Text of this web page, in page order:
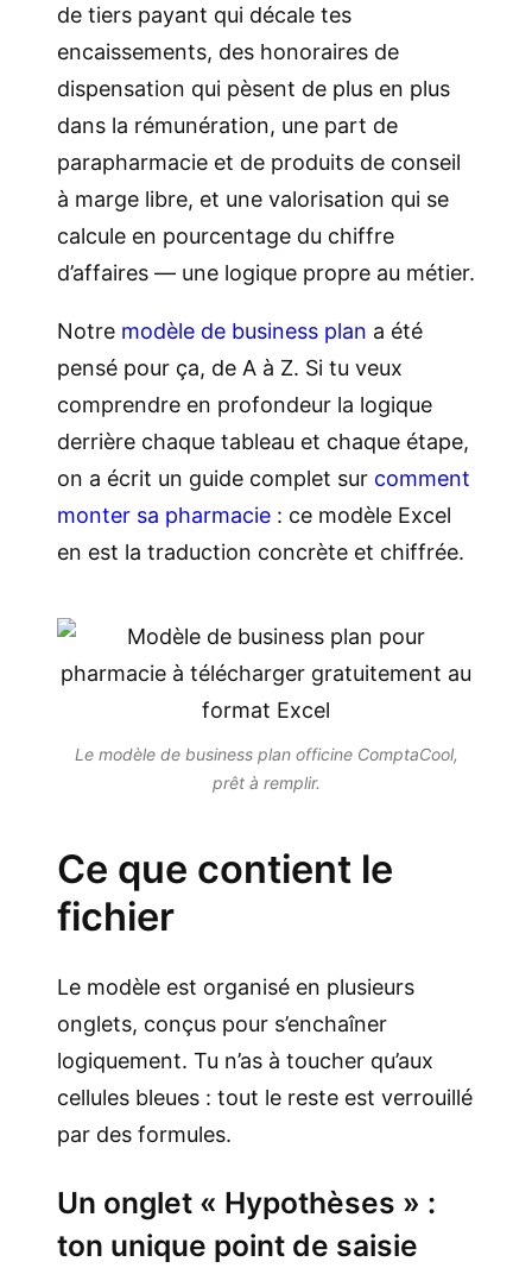
de tiers payant qui décale tes
encaissements, des honoraires de
dispensation qui pèsent de plus en plus
dans la rémunération, une part de
parapharmacie et de produits de conseil
à marge libre, et une valorisation qui se
calcule en pourcentage du chiffre
d’affaires — une logique propre au métier.
Notre modèle de business plan a été
pensé pour ça, de A à Z. Si tu veux
comprendre en profondeur la logique
derrière chaque tableau et chaque étape,
on a écrit un guide complet sur comment
monter sa pharmacie : ce modèle Excel
en est la traduction concrète et chiffrée.
Le modèle de business plan officine ComptaCool,
prêt à remplir.
Ce que contient le
fichier
Le modèle est organisé en plusieurs
onglets, conçus pour s’enchaîner
logiquement. Tu n’as à toucher qu’aux
cellules bleues : tout le reste est verrouillé
par des formules.
Un onglet « Hypothèses » :
ton unique point de saisie